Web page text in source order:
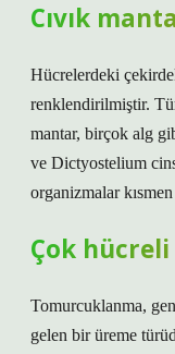
Cıvık
Hücrelerdeki
renklendirilmiştir.
mantar, birçok alg
ve Dictyostelium
organizmalar
Çok
Tomurcuklanma,
gelen bir üreme